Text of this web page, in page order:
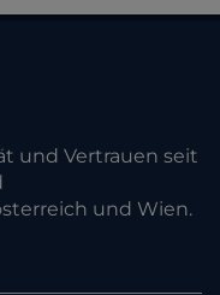
und Vertrauen seit
und Wien.